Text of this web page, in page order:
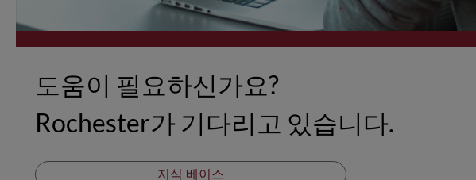
도움이 필요하신가요?
Rochester가 기다리고 있습니다.
지식 베이스